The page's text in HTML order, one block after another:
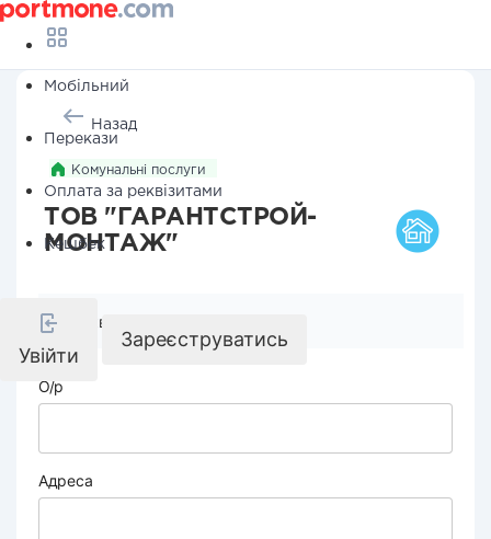
Мобільний
Перекази
Оплата за реквізитами
Кешбек
Увійти
Зареєструватись
Назад
Комунальні послуги
ТОВ "ГАРАНТСТРОЙ-
МОНТАЖ"
Реквізити компанії
О/р
Адреса